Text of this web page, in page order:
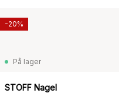
På lager
STOFF Nagel
-20%